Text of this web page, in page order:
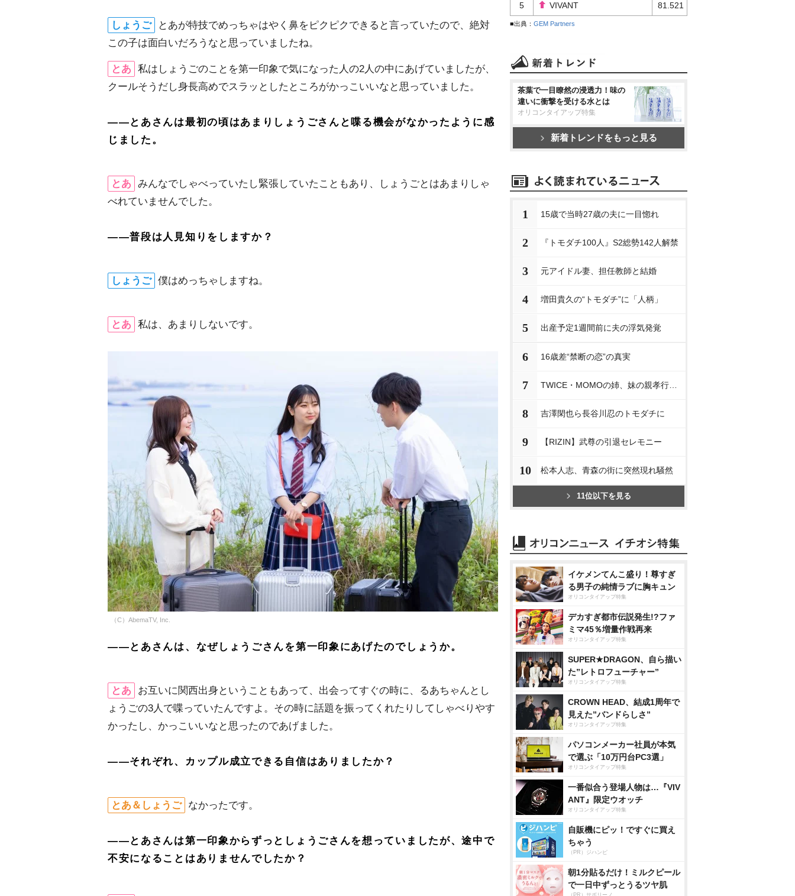
しょうご
とあが特技でめっちゃはやく鼻をピクピクできると言っていたので、絶対
この子は面白いだろうなと思っていましたね。
とあ
私はしょうごのことを第一印象で気になった人の2人の中にあげていましたが、
クールそうだし身長高めでスラッとしたところがかっこいいなと思っていました。
――とあさんは最初の頃はあまりしょうごさんと喋る機会がなかったように感
じました。
とあ
みんなでしゃべっていたし緊張していたこともあり、しょうごとはあまりしゃ
べれていませんでした。
――普段は人見知りをしますか？
しょうご 僕はめっちゃしますね。
とあ 私は、あまりしないです。
（C）AbemaTV, Inc.
――とあさんは、なぜしょうごさんを第一印象にあげたのでしょうか。
とあ
お互いに関西出身ということもあって、出会ってすぐの時に、るあちゃんとし
ょうごの3人で喋っていたんですよ。その時に話題を振ってくれたりしてしゃべりやす
かったし、かっこいいなと思ったのであげました。
――それぞれ、カップル成立できる自信はありましたか？
とあ＆しょうご なかったです。
――とあさんは第一印象からずっとしょうごさんを想っていましたが、途中で
不安になることはありませんでしたか？
5 VIVANT 81.521
■出典： GEM Partners
茶葉で一目瞭然の浸透力！味の
違いに衝撃を受ける水とは
オリコンタイアップ特集
新着トレンドをもっと見る
1 15歳で当時27歳の夫に一目惚れ
2 『トモダチ100人』S2総勢142人解禁
3 元アイドル妻、担任教師と結婚
4 増田貴久の“トモダチ”に「人柄」
5 出産予定1週間前に夫の浮気発覚
6 16歳差“禁断の恋”の真実
7
8 吉澤閑也ら長谷川忍のトモダチに
9 【RIZIN】武尊の引退セレモニー
10 松本人志、青森の街に突然現れ騒然
11位以下を見る
イケメンてんこ盛り！尊すぎ
る男子の純情ラブに胸キュン
オリコンタイアップ特集
デカすぎ都市伝説発生!?ファ
ミマ45％増量作戦再来
オリコンタイアップ特集
SUPER★DRAGON、自ら描い
た”レトロフューチャー”
オリコンタイアップ特集
CROWN HEAD、結成1周年で
見えた”バンドらしさ”
オリコンタイアップ特集
パソコンメーカー社員が本気
で選ぶ「10万円台PC3選」
オリコンタイアップ特集
一番似合う登場人物は…『VIV
ANT』限定ウオッチ
オリコンタイアップ特集
自販機にピッ！ですぐに買え
ちゃう
（PR）ジハンピ
朝1分貼るだけ！ミルクピール
で一日中ずっとうるツヤ肌
（PR）サボリーノ